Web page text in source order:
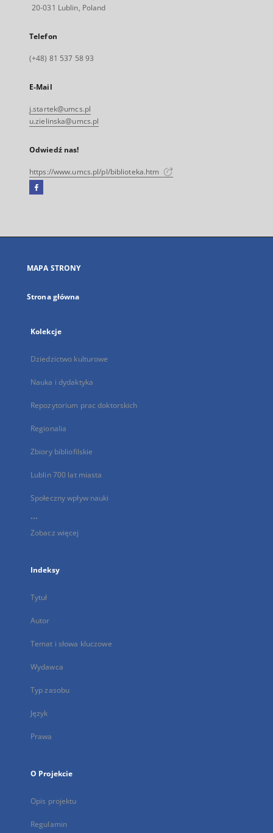
20-031 Lublin, Poland
Telefon
(+48) 81 537 58 93
E-Mail
j.startek@umcs.pl
u.zielinska@umcs.pl
Odwiedź nas!
https://www.umcs.pl/pl/biblioteka.htm
Facebook
się
karcie
MAPA STRONY
Strona główna
Kolekcje
Dziedzictwo kulturowe
Nauka i dydaktyka
Repozytorium prac doktorskich
Regionalia
Zbiory bibliofilskie
Lublin 700 lat miasta
Społeczny wpływ nauki
...
Zobacz więcej
Indeksy
Tytuł
Autor
Temat i słowa kluczowe
Wydawca
Typ zasobu
Język
Prawa
O Projekcie
Opis projektu
Regulamin